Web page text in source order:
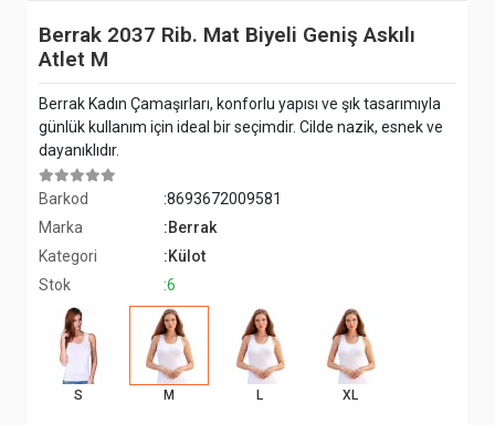
Berrak 2037 Rib. Mat Biyeli Geniş Askılı
Atlet M
Berrak Kadın Çamaşırları, konforlu yapısı ve şık tasarımıyla
günlük kullanım için ideal bir seçimdir. Cilde nazik, esnek ve
dayanıklıdır.
Barkod
:8693672009581
Marka
:Berrak
Kategori
:Külot
Stok
:6
S M L XL